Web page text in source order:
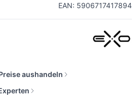
EAN: 5906717417894
aushandeln